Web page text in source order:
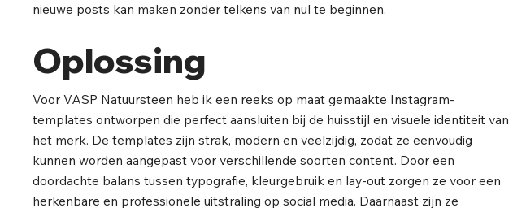
nieuwe posts kan maken zonder telkens van nul te beginnen.
Oplossing
Voor VASP Natuursteen heb ik een reeks op maat gemaakte Instagram-
templates ontworpen die perfect aansluiten bij de huisstijl en visuele identiteit van
het merk. De templates zijn strak, modern en veelzijdig, zodat ze eenvoudig
kunnen worden aangepast voor verschillende soorten content. Door een
doordachte balans tussen typografie, kleurgebruik en lay-out zorgen ze voor een
herkenbare en professionele uitstraling op social media. Daarnaast zijn ze